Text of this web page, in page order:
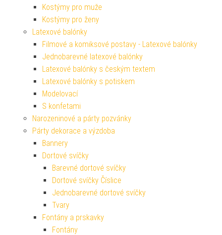
Kostýmy pro muže
Kostýmy pro ženy
Latexové balónky
Filmové a komiksové postavy - Latexové balónky
Jednobarevné latexové balónky
Latexové balónky s českým textem
Latexové balónky s potiskem
Modelovací
S konfetami
Narozeninové a párty pozvánky
Párty dekorace a výzdoba
Bannery
Dortové svíčky
Barevné dortové svíčky
Dortové svíčky Číslice
Jednobarevné dortové svíčky
Tvary
Fontány a prskavky
Fontány